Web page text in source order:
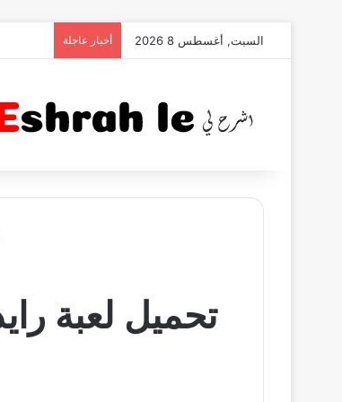
السبت, أغسطس 8 2026 أخبار عاجلة